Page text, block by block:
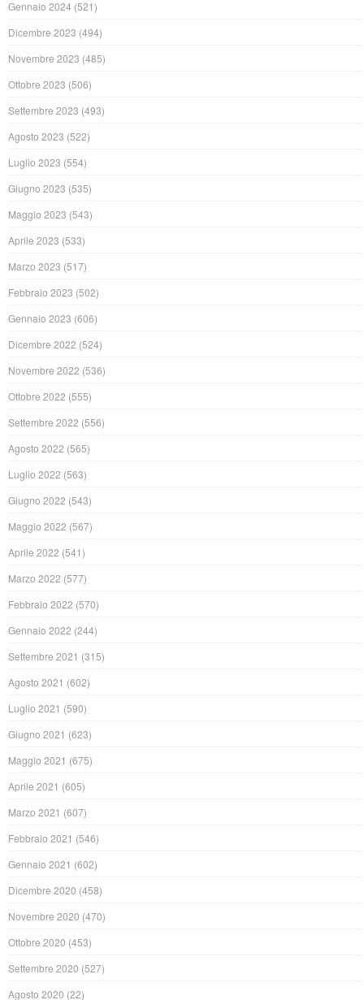
Gennaio 2024 (521)
Dicembre 2023 (494)
Novembre 2023 (485)
Ottobre 2023 (506)
Settembre 2023 (493)
Agosto 2023 (522)
Luglio 2023 (554)
Giugno 2023 (535)
Maggio 2023 (543)
Aprile 2023 (533)
Marzo 2023 (517)
Febbraio 2023 (502)
Gennaio 2023 (606)
Dicembre 2022 (524)
Novembre 2022 (536)
Ottobre 2022 (555)
Settembre 2022 (556)
Agosto 2022 (565)
Luglio 2022 (563)
Giugno 2022 (543)
Maggio 2022 (567)
Aprile 2022 (541)
Marzo 2022 (577)
Febbraio 2022 (570)
Gennaio 2022 (244)
Settembre 2021 (315)
Agosto 2021 (602)
Luglio 2021 (590)
Giugno 2021 (623)
Maggio 2021 (675)
Aprile 2021 (605)
Marzo 2021 (607)
Febbraio 2021 (546)
Gennaio 2021 (602)
Dicembre 2020 (458)
Novembre 2020 (470)
Ottobre 2020 (453)
Settembre 2020 (527)
Agosto 2020 (22)